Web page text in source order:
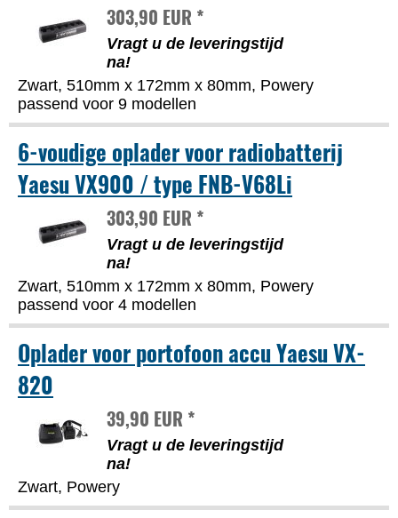
303,90 EUR *
Vragt u de leveringstijd
na!
Zwart, 510mm x 172mm x 80mm, Powery
passend voor 9 modellen
6-voudige oplader voor radiobatterij
Yaesu VX900 / type FNB-V68Li
303,90 EUR *
Vragt u de leveringstijd
na!
Zwart, 510mm x 172mm x 80mm, Powery
passend voor 4 modellen
Oplader voor portofoon accu Yaesu VX-
820
39,90 EUR *
Vragt u de leveringstijd
na!
Zwart, Powery